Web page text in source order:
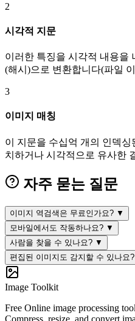
2
시각적 지문
이러한 특징을 시각적 내용을
(해시)으로 변환합니다(파일
3
이미지 매칭
이 지문을 수십억 개의 인덱
치하거나 시각적으로 유사한
자주 묻는 질문
이미지 역검색은 무료인가요? ▼
모바일에서도 작동하나요? ▼
사람을 찾을 수 있나요? ▼
편집된 이미지도 감지할 수 있나요?
Image Toolkit
Free Online image processing
Compress, resize, and convert